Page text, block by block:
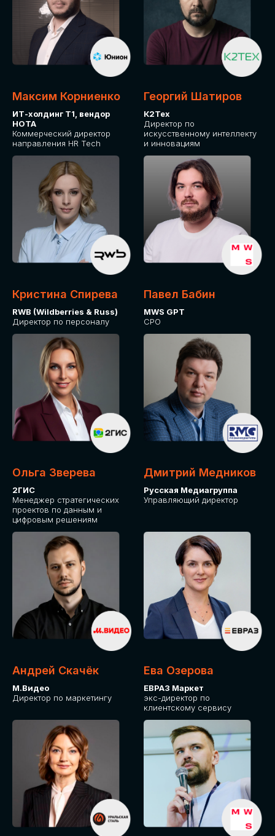
GLOBAL TECH
HR TECH
MARKETING & SALES TECH
CX TECH
ОТПРАВИТЬ
Максим Корниенко
ИТ-холдинг Т1, вендор
НОТА
Коммерческий директор
направления HR Tech
Георгий Шатиров
К2Тех
Директор по
искусственному интеллекту
и инновациям
Кристина Спирева
RWB (Wildberries & Russ)
Директор по персоналу
Павел Бабин
MWS GPT
CPO
Ольга Зверева
2ГИС
Менеджер стратегических
проектов по данным и
цифровым решениям
Дмитрий Медников
Русская Медиагруппа
Управляющий директор
Андрей Скачёк
М.Видео
Директор по маркетингу
Ева Озерова
ЕВРАЗ Маркет
экс-директор по
клиентскому сервису